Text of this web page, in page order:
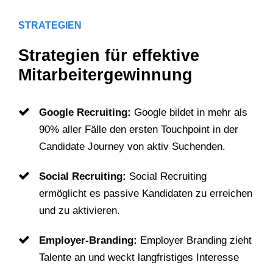
STRATEGIEN
Strategien für effektive
Mitarbeitergewinnung
Google Recruiting: Google bildet in mehr als
90% aller Fälle den ersten Touchpoint in der
Candidate Journey von aktiv Suchenden.
Social Recruiting: Social Recruiting
ermöglicht es passive Kandidaten zu erreichen
und zu aktivieren.
Employer-Branding: Employer Branding zieht
Talente an und weckt langfristiges Interesse